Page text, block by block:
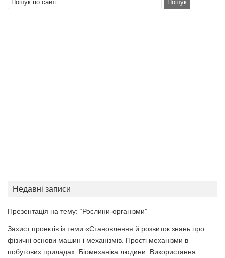
Недавні записи
Презентація на тему: “Рослини-організми”
Захист проектів із теми «Становлення й розвиток знань про
фізичні основи машин і механізмів. Прості механізми в
побутових приладах. Біомеханіка людини. Використання